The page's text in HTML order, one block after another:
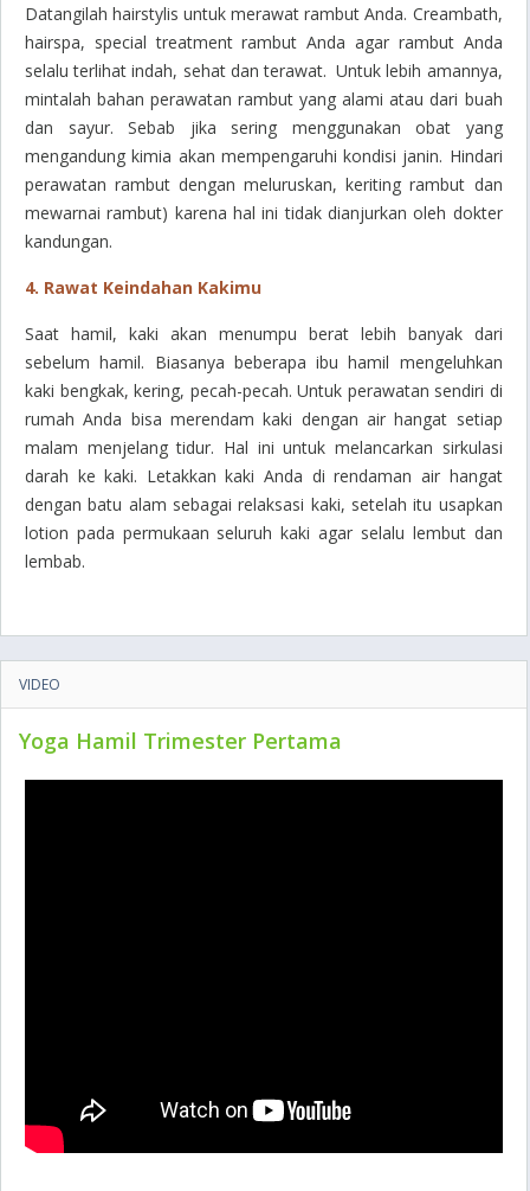
Datangilahhairstylis untuk merawat rambut Anda. Creambath,
hairspa, special treatment rambut Anda agar rambut Anda
selalu terlihat indah, sehat dan terawat. Untuk lebih amannya,
mintalah bahan perawatan rambut yang alami atau dari buah
dan sayur. Sebab jika sering menggunakan obat yang
mengandung kimia akan mempengaruhi kondisi janin. Hindari
perawatan rambut dengan meluruskan, keriting rambut dan
mewarnai rambut) karena hal ini tidak dianjurkan oleh dokter
kandungan.
4. Rawat Keindahan Kakimu
Saat hamil, kaki akan menumpu berat lebih banyak dari
sebelum hamil. Biasanya beberapa ibu hamil mengeluhkan
kaki bengkak, kering, pecah-pecah. Untuk perawatan sendiri di
rumah Anda bisa merendam kaki dengan air hangat setiap
malam menjelang tidur. Hal ini untuk melancarkan sirkulasi
darah ke kaki. Letakkan kaki Anda di rendaman air hangat
dengan batu alam sebagai relaksasi kaki, setelah itu usapkan
lotion pada permukaan seluruh kaki agar selalu lembut dan
lembab.
VIDEO
Yoga Hamil Trimester Pertama